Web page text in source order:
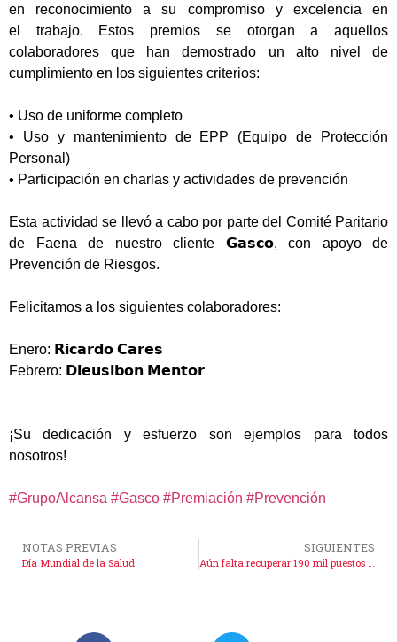
en reconocimiento a su compromiso y excelencia en
el trabajo. Estos premios se otorgan a aquellos
colaboradores que han demostrado un alto nivel de
cumplimiento en los siguientes criterios:⁣
• Uso de uniforme completo⁣
• Uso y mantenimiento de EPP (Equipo de Protección
Personal)⁣
• Participación en charlas y actividades de prevención⁣
Esta actividad se llevó a cabo por parte del Comité Paritario
de Faena de nuestro cliente 𝗚𝗮𝘀𝗰𝗼, con apoyo de
Prevención de Riesgos.⁣
Felicitamos a los siguientes colaboradores:⁣
Enero: 𝗥𝗶𝗰𝗮𝗿𝗱𝗼 𝗖𝗮𝗿𝗲𝘀⁣
Febrero: 𝗗𝗶𝗲𝘂𝘀𝗶𝗯𝗼𝗻 𝗠𝗲𝗻𝘁𝗼𝗿⁣
¡Su dedicación y esfuerzo son ejemplos para todos
nosotros! ⁣
#GrupoAlcansa #Gasco #Premiación #Prevención
NOTAS PREVIAS
Día Mundial de la Salud
SIGUIENTES